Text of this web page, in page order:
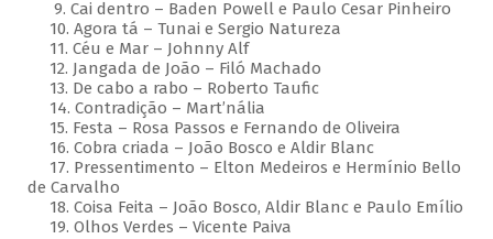
9. Cai dentro – Baden Powell e Paulo Cesar Pinheiro
10. Agora tá – Tunai e Sergio Natureza
11. Céu e Mar – Johnny Alf
12. Jangada de João – Filó Machado
13. De cabo a rabo – Roberto Taufic
14. Contradição – Mart’nália
15. Festa – Rosa Passos e Fernando de Oliveira
16. Cobra criada – João Bosco e Aldir Blanc
17. Pressentimento – Elton Medeiros e Hermínio Bello
de Carvalho
18. Coisa Feita – João Bosco, Aldir Blanc e Paulo Emílio
19. Olhos Verdes – Vicente Paiva